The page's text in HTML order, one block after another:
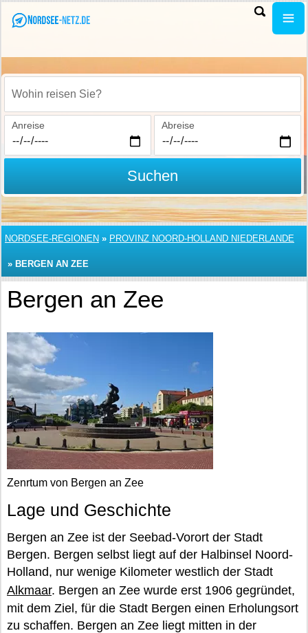
Wohin reisen Sie?
Anreise Abreise
Suchen
NORDSEE-REGIONEN » PROVINZ NOORD-HOLLAND NIEDERLANDE
» BERGEN AN ZEE
Bergen an Zee
Zenrtum von Bergen an Zee
Lage und Geschichte
Bergen an Zee ist der Seebad-Vorort der Stadt
Bergen. Bergen selbst liegt auf der Halbinsel Noord-
Holland, nur wenige Kilometer westlich der Stadt
Alkmaar. Bergen an Zee wurde erst 1906 gegründet,
mit dem Ziel, für die Stadt Bergen einen Erholungsort
zu schaffen. Bergen an Zee liegt mitten in der